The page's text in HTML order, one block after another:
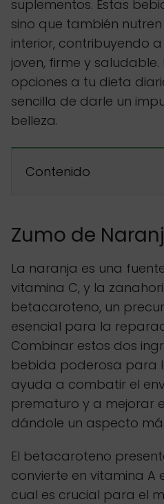
suplementos. Estas
sino que también
interior, contribuyendo
joven, firme y
opciones a tu dieta
sencilla de darle un
belleza.
Contenido
Zumo de
La naranja es una
vitamina C, y la
betacaroteno, un
esencial para la
Combinar estos dos
bebida poderosa para
ayuda a combatir el
prematuro y a mejorar
dándole un aspecto
El betacaroteno
convierte en vitamina A
cual es crucial para el